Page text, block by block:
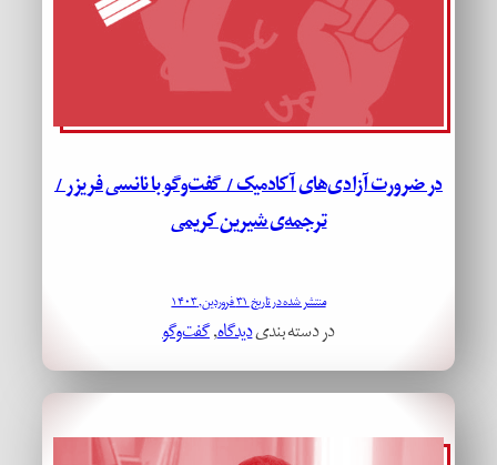
در ضرورت آزادی‌های آکادمیک / گفت‌وگو با نانسی فریزر /
ترجمه‌ی شیرین کریمی
منتشر شده در تاریخ ۳۱ فروردین, ۱۴۰۳
در دسته بندیدیدگاه, گفت‌وگو